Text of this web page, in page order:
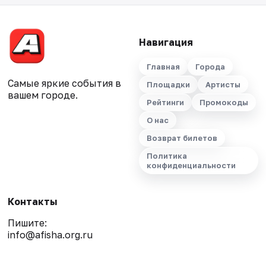
Самые яркие события в
вашем городе.
Навигация
Главная
Города
Площадки
Артисты
Рейтинги
Промокоды
О нас
Возврат билетов
Политика
конфиденциальности
Контакты
Пишите:
info@afisha.org.ru